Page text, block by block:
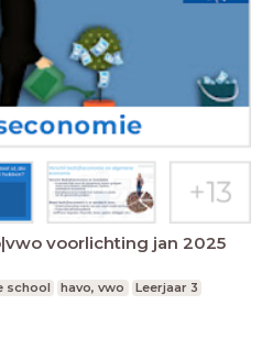
voorlichting jan 2025
school havo, vwo Leerjaar 3